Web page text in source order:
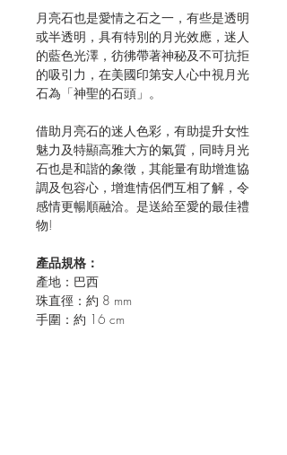
月亮石也是愛情之石之一，有些是透明
或半透明，具有特別的月光效應，迷人
的藍色光澤，彷彿帶著神秘及不可抗拒
的吸引力， 在美國印第安人心中視月光
石為「神聖的石頭」。
借助月亮石的迷人色彩，有助提升女性
魅力及特顯高雅大方的氣質，同時月光
石也是和諧的象徵，其能量有助增進協
調及包容心，增進情侶們互相了解，令
感情更暢順融洽。是送給至愛的最佳禮
物!
產品規格：
產地：巴西
珠直徑：約 8 mm
手圍：約 16 cm